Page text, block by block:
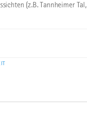
(z.B. Tannheimer Tal,